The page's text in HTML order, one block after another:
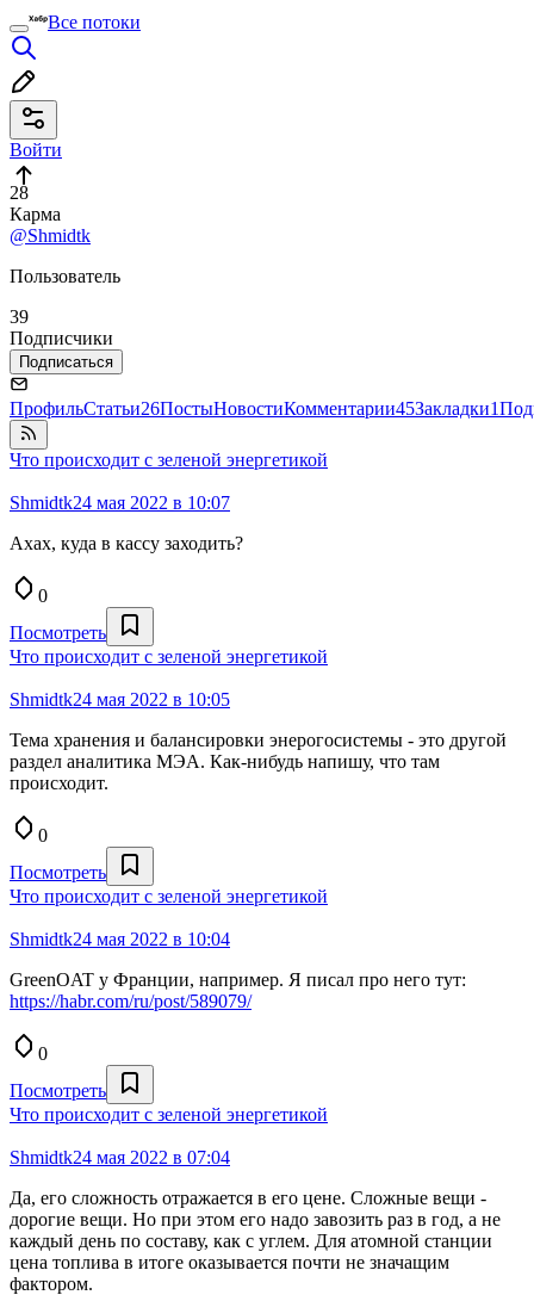
Все потоки
Войти
28
Карма
@Shmidtk
Пользователь
39
Подписчики
Подписаться
ПрофильСтатьи26ПостыНовостиКомментарии45Закладки1
Что происходит с зеленой энергетикой
Shmidtk24 мая 2022 в 10:07
Ахах, куда в кассу заходить?
0
Посмотреть
Что происходит с зеленой энергетикой
Shmidtk24 мая 2022 в 10:05
Тема хранения и балансировки энерогосистемы - это другой
раздел аналитика МЭА. Как-нибудь напишу, что там
происходит.
0
Посмотреть
Что происходит с зеленой энергетикой
Shmidtk24 мая 2022 в 10:04
GreenOAT у Франции, например. Я писал про него тут:
https://habr.com/ru/post/589079/
0
Посмотреть
Что происходит с зеленой энергетикой
Shmidtk24 мая 2022 в 07:04
Да, его сложность отражается в его цене. Сложные вещи -
дорогие вещи. Но при этом его надо завозить раз в год, а не
каждый день по составу, как с углем. Для атомной станции
цена топлива в итоге оказывается почти не значащим
фактором.